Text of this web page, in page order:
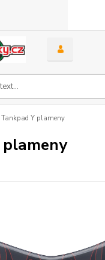
Tankpad Y plameny